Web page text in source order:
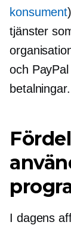
konsument
tjänster
och
betalningar.
I dagens